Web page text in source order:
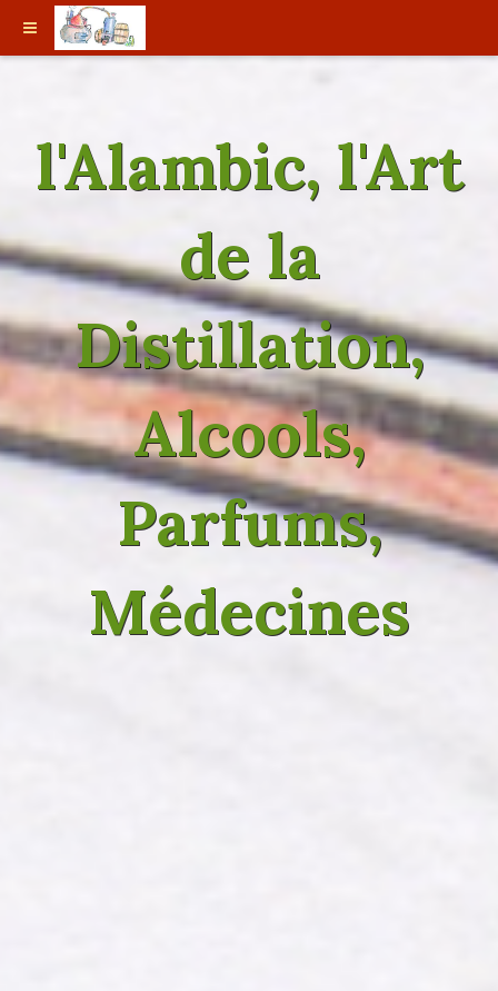
l'Alambic, l'Art
de la
Distillation,
Alcools,
Parfums,
Médecines